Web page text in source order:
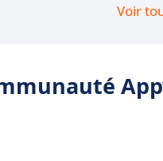
Voir